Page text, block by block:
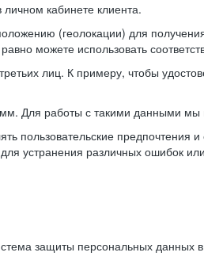
кабинете клиента.
(геолокации) для
можете использовать
лиц. К примеру, чтобы
Для работы с такими данными
предпочтения и
устранения различных ошибок
защиты персональных данных в